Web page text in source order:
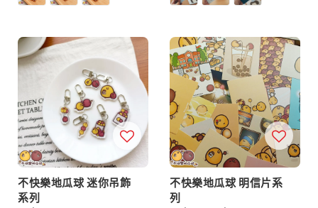
不快樂地瓜球 迷你吊飾
系列
不快樂地瓜球 明信片系
列